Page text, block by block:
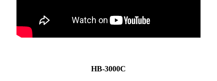
HB-3000C